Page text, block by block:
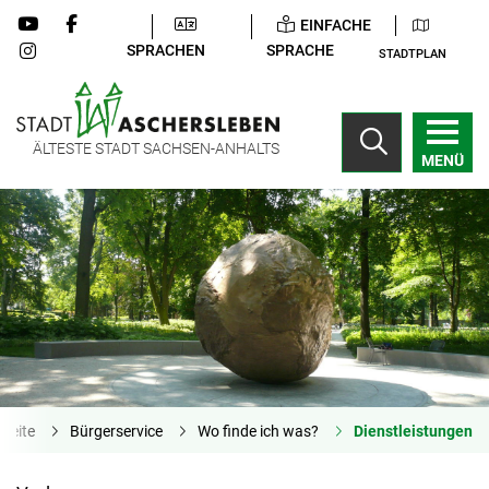
SPRACHEN
EINFACHE
SPRACHE
STADTPLAN
ÄLTESTE STADT SACHSEN-ANHALTS
MENÜ
Bürgerservice Wo finde ich was? Dienstleistungen